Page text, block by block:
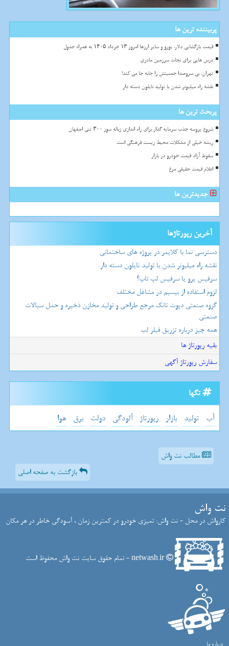
پربیننده ترین ها
قیمت بازگشایی دلار، یورو و سایر ارزها امروز ۱۳ خرداد ۱۴۰۵ به همراه جدول
درس هایی برای نجات سرزمین مادری
تهران، بی سروصدا جمعیتش را جابه جا می کند!
نقشه راه میلیونر شدن با تولید نایلون دسته دار
پربحث ترین ها
شروع پروسه جذب سرمایه گذار برای راه اندازی زباله سوز ۳۰۰ تنی اصفهان
ریشه خیلی از مشکلات محیط زیست فرهنگی است
سقوط آزاد قیمت خودرو در بازار
اعلام قیمت حقیقی مرغ
جدیدترین ها
آخرین رپورتاژها
دسترسی نما با کلایمر در پروژه های ساختمانی
نقشه راه میلیونر شدن با تولید نایلون دسته دار
سرفیس پرو یا سرفیس لپ تاپ؟
لزوم استفاده از بیسیم در مشاغل مختلف
گروه صنعتی دپوت تانک مرجع طراحی و تولید مخازن ذخیره و حمل سیالات
صنعتی
همه چیز درباره تزریق فیلر لب
بقیه رپورتاژ ها
سفارش رپورتاژ آگهی
تگها
آب تولید بازار رپورتاژ آلودگی دولت برق هوا
مطالب نت واش
بازگشت به صفحه اصلی
نت واش
کارواش در محل - نت واش: تمیزی خودرو در کمترین زمان ، آسودگی خاطر در هر مکان
netwash.ir - تمام حقوق سایت نت واش محفوظ است